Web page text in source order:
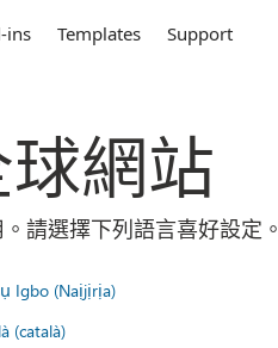
ins Templates Support
網站
請選擇下列語言喜好設定。
Igbo (Naịjịrịa)
(català)